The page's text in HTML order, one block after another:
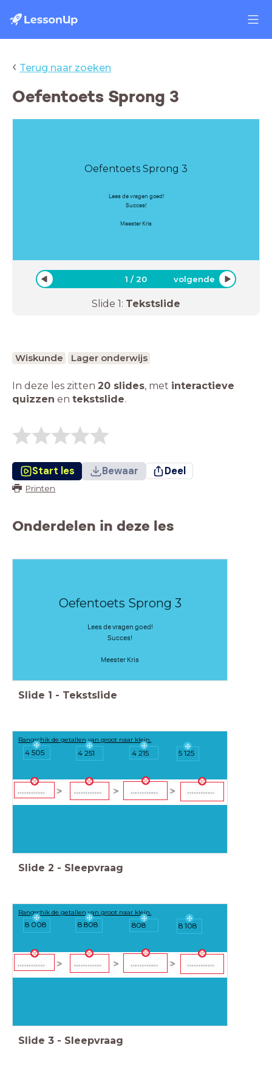
‹ Terug naar zoeken
Oefentoets Sprong 3
Oefentoets Sprong 3
Lees de vragen goed!
Succes!
Meester Kris
1 /20 volgende
Slide 1: Tekstslide
Wiskunde Lager onderwijs
In deze les zitten 20 slides, met interactieve
quizzen en tekstslide.
Start les Bewaar Deel
Printen
Onderdelen in deze les
Oefentoets Sprong 3
Lees de vragen goed!
Succes!
Meester Kris
Slide 1 - Tekstslide
Rangschik de getallen van groot naar klein.
4 215
4 251
4 505 5 125
Slide 2 - Sleepvraag
Rangschik de getallen van groot naar klein.
808
8 808
8 008 8 108
Slide 3 - Sleepvraag